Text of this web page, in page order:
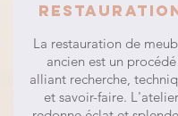
La restauration de
ancien est un procédé
alliant recherche,
et savoir-faire. L'atelier